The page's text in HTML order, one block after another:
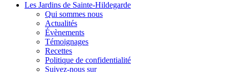
Les Jardins de Sainte-Hildegarde
Qui sommes nous
Actualités
Évènements
Témoignages
Recettes
Politique de confidentialité
Suivez-nous sur